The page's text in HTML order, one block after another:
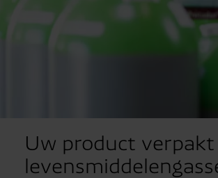
Uw product